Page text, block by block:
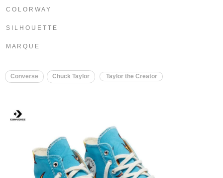
C O L O R W A Y
S I L H O U E T T E
M A R Q U E
Converse Chuck Taylor Taylor the Creator